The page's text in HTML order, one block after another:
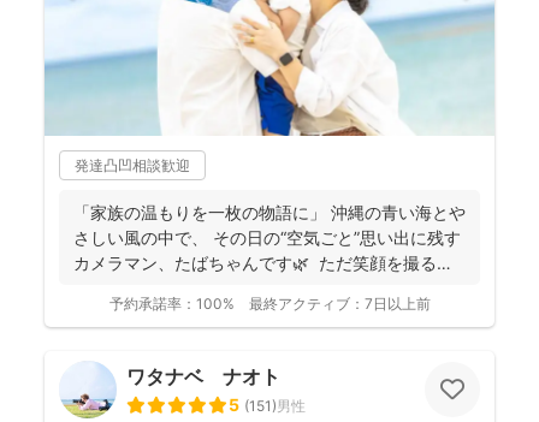
発達凸凹相談歓迎
「家族の温もりを一枚の物語に」 沖縄の青い海とや
さしい風の中で、 その日の“空気ごと”思い出に残す
カメラマン、たばちゃんです🌿 ただ笑顔を撮る
予約承諾率： 100% 最終アクティブ： 7日以上前
ワタナベ ナオト
5 (151)男性